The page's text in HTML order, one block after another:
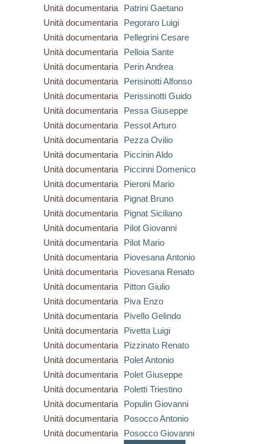
Unità documentaria
Patrini Gaetano
Unità documentaria
Pegoraro Luigi
Unità documentaria
Pellegrini Cesare
Unità documentaria
Pelloia Sante
Unità documentaria
Perin Andrea
Unità documentaria
Perisinotti Alfonso
Unità documentaria
Perissinotti Guido
Unità documentaria
Pessa Giuseppe
Unità documentaria
Pessot Arturo
Unità documentaria
Pezza Ovilio
Unità documentaria
Piccinin Aldo
Unità documentaria
Piccinni Domenico
Unità documentaria
Pieroni Mario
Unità documentaria
Pignat Bruno
Unità documentaria
Pignat Siciliano
Unità documentaria
Pilot Giovanni
Unità documentaria
Pilot Mario
Unità documentaria
Piovesana Antonio
Unità documentaria
Piovesana Renato
Unità documentaria
Pitton Giulio
Unità documentaria
Piva Enzo
Unità documentaria
Pivello Gelindo
Unità documentaria
Pivetta Luigi
Unità documentaria
Pizzinato Renato
Unità documentaria
Polet Antonio
Unità documentaria
Polet Giuseppe
Unità documentaria
Poletti Triestino
Unità documentaria
Populin Giovanni
Unità documentaria
Posocco Antonio
Unità documentaria
Posocco Giovanni